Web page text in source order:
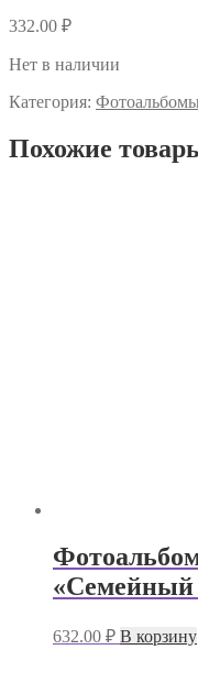
332.00 ₽
Нет в наличии
Категория: Фотоальбомы
Похожие
«Семейный
632.00 ₽ В корзину